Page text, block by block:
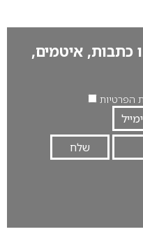
כתבות, איטמים,
הפרטיות